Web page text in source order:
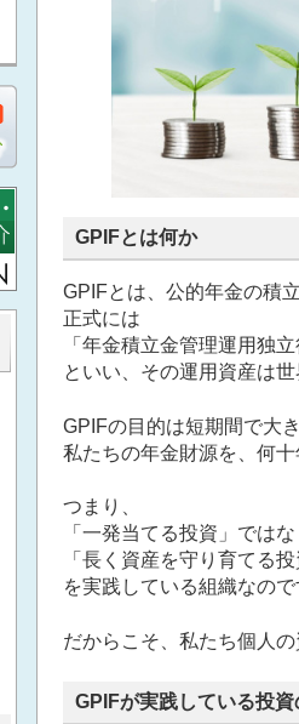
GPIFとは何か
GPIFとは、公的年金の積
正式には
「年金積立金管理運用独立
といい、その運用資産は
GPIFの目的は短期間で大
私たちの年金財源を、何
つまり、
「一発当てる投資」ではな
「長く資産を守り育てる投
を実践している組織なので
だからこそ、私たち個人
GPIFが実践している投